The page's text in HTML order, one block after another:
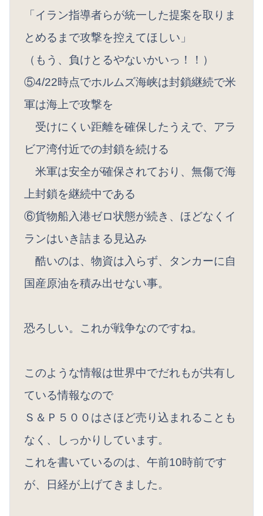
「イラン指導者らが統一し‌た提案を​取りま
とめるまで‌攻撃を控えてほしい」
（もう、負けとるやないかいっ！！）
⑤4/22時点でホルムズ海峡は封鎖継続で米
軍は海上で攻撃を
受けにくい距離を確保したうえで、アラ
ビア湾付近での封鎖を続ける
米軍は安全が確保されており、無傷で海
上封鎖を継続中である
⑥貨物船入港ゼロ状態が続き、ほどなくイ
ランはいき詰まる見込み
酷いのは、物資は入らず、タンカーに自
国産原油を積み出せない事。
恐ろしい。これが戦争なのですね。
このような情報は世界中でだれもが共有し
ている情報なので
Ｓ＆Ｐ５００はさほど売り込まれることも
なく、しっかりしています。
これを書いているのは、午前10時前です
が、日経が上げてきました。